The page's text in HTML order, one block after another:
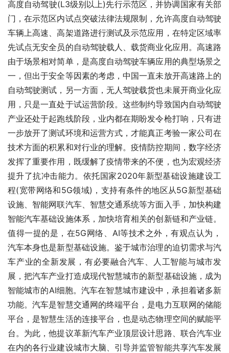
高度自动驾驶(L3级别以上)先行示范区，并协调国家有关部
门，在示范区内试点突破法律法规限制，允许高度自动驾驶
车辆上高速、高架道路进行测试及示范应用，在特定区域率
先试点无安全员的自动驾驶载人、载货商业化应用。高速路
由于场景相对简单，是高度自动驾驶车辆应用的典型场景之
一，但出于安全等因素的考虑，中国一直未放开高速路上的
自动驾驶测试，另一方面，无人驾驶载货也未展开商业化应
用，只是一直处于试运营阶段。这些制约导致国内自动驾驶
产业还处于起跑线阶段，业内都在期盼发令枪打响，只有进
一步放开了测试环境和运营方式，才能真正考验一家公司在
技术方面的积累和对行业的理解。疫情防控期间，数字经济
发挥了重要作用，既缓解了疫情带来的不便，也为宏观经济
提升了抗冲击能力。依托国家2020年新型基础设施建设工
程(宽带网络和5G领域)，支持有条件的地区从5G新型基础
设施、智能网联汽车、智慧交通系统等方面入手，加快构建
智能汽车基础设施体系，加快培育相关的创新链和产业链。
值得一提的是，在5G网络、AI等技术之外，有观点认为，
汽车本身也是新型基础设施。鉴于城市治理的迫切需求与汽
车产业的全新发展，有必要融合汽车、人工智能与城市发
展，把汽车产业打造成现代智慧城市的新型基础设施，成为
智能城市的AI细胞。汽车在智慧城市建设中，承担着诸多新
功能。汽车是智慧交通网的终端平台，是电力互联网的储能
平台，是智慧生活的连接平台，也是动态物理空间的赋能平
台。为此，他提议革新汽车产业顶层设计思路、联合汽车业
在内的各行业建设城市大脑、引导并监管智能共享汽车发展